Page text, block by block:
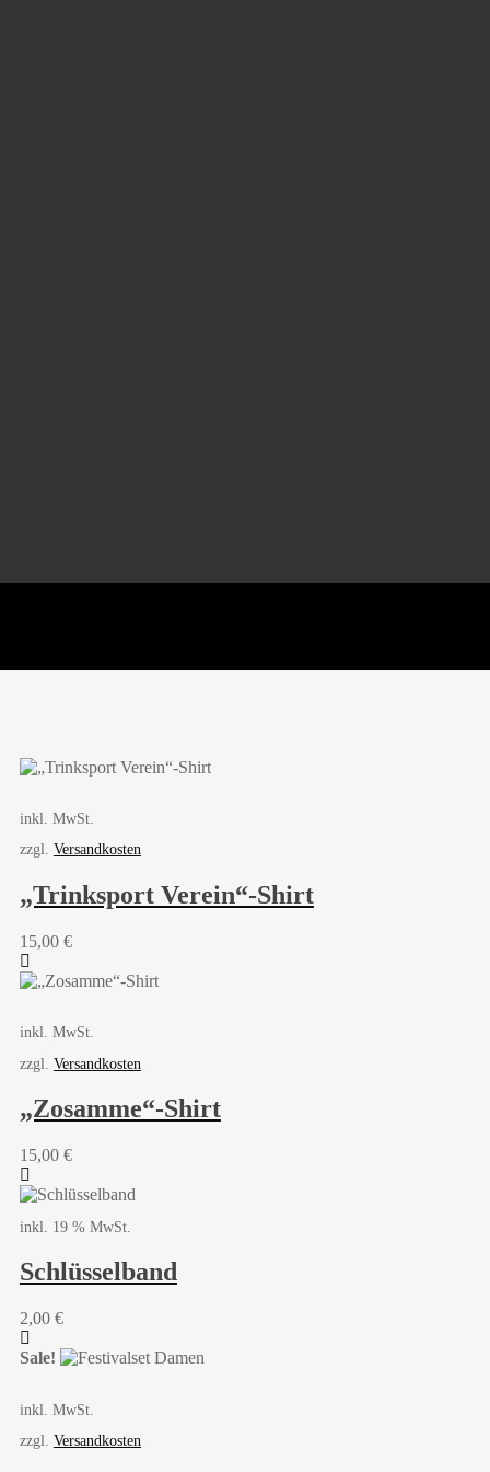
inkl. MwSt.
zzgl. Versandkosten
„Trinksport Verein“-Shirt
15,00 €
inkl. MwSt.
zzgl. Versandkosten
„Zosamme“-Shirt
15,00 €
inkl. 19 % MwSt.
Schlüsselband
2,00 €
Sale!
inkl. MwSt.
zzgl. Versandkosten